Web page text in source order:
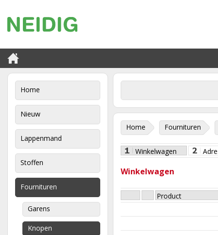
Home
Nieuw
Lappenmand
Stoffen
Fournituren
Garens
Knopen
Home Fournituren
Winkelwagen
Winkelwagen
Product